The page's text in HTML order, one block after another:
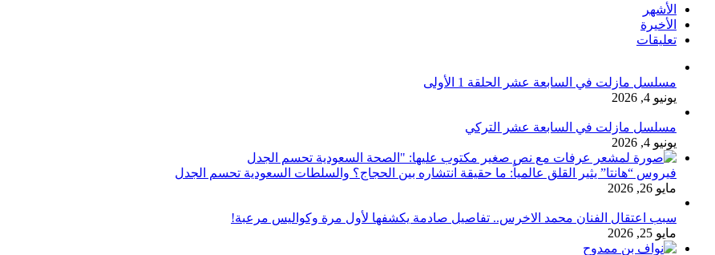
الأشهر
الأخيرة
تعليقات
مسلسل مازلت في السابعة عشر الحلقة 1 الأولى
يونيو 4, 2026
مسلسل مازلت في السابعة عشر التركي
يونيو 4, 2026
فيروس “هانتا” يثير القلق عالمياً: ما حقيقة انتشاره بين الحجاج؟ والسلطات السعودية تحسم الجدل
مايو 26, 2026
سبب اعتقال الفنان محمد الاخرس.. تفاصيل صادمة يكشفها لأول مرة وكواليس مرعبة!
مايو 25, 2026